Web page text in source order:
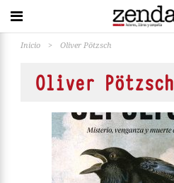
Inicio > Oliver Pötzsch
Oliver Pötzsch